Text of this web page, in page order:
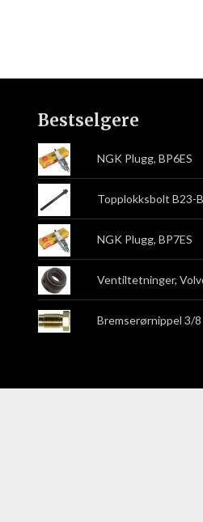
Bestselgere
NGK Plugg, BP6ES
Topplokksbolt B23-
NGK Plugg, BP7ES
Ventiltetninger,
Bremserørnippel 3/8